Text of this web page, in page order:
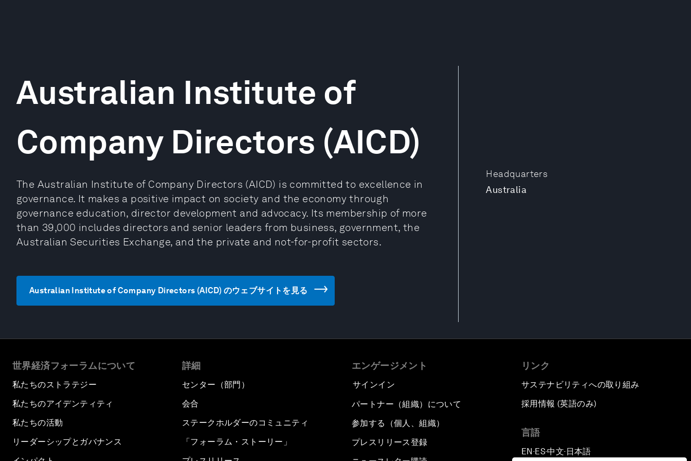
Headquarters
Australia
Australian Institute of
Company Directors (AICD)
The Australian Institute of Company Directors (AICD) is committed to excellence in
governance. It makes a positive impact on society and the economy through
governance education, director development and advocacy. Its membership of more
than 39,000 includes directors and senior leaders from business, government, the
Australian Securities Exchange, and the private and not-for-profit sectors.
Australian Institute of Company Directors (AICD) のウェブサイトを見る
世界経済フォーラムについて
私たちのストラテジー
私たちのアイデンティティ
私たちの活動
リーダーシップとガバナンス
詳細
センター（部門）
会合
ステークホルダーのコミュニティ
「フォーラム・ストーリー」
エンゲージメント
サインイン
パートナー（組織）について
参加する（個人、組織）
プレスリリース登録
リンク
サステナビリティへの取り組み
採用情報 (英語のみ)
言語
EN ▪ES▪中文▪ 日本語